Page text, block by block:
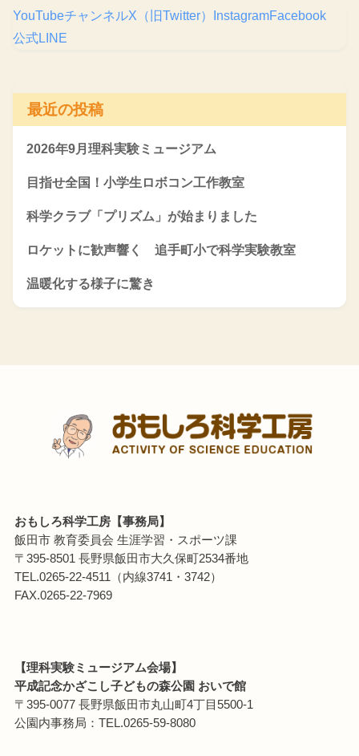
YouTubeチャンネルX（旧Twitter） InstagramFacebook
公式LINE
最近の投稿
2026年9月理科実験ミュージアム
目指せ全国！小学生ロボコン工作教室
科学クラブ「プリズム」が始まりました
ロケットに歓声響く 追手町小で科学実験教室
温暖化する様子に驚き
おもしろ科学工房【事務局】
飯田市 教育委員会 生涯学習・スポーツ課
〒395-8501 長野県飯田市大久保町2534番地
TEL.0265-22-4511（内線3741・3742）
FAX.0265-22-7969
【理科実験ミュージアム会場】
平成記念かざこし子どもの森公園 おいで館
〒395-0077 長野県飯田市丸山町4丁目5500-1
公園内事務局：TEL.0265-59-8080